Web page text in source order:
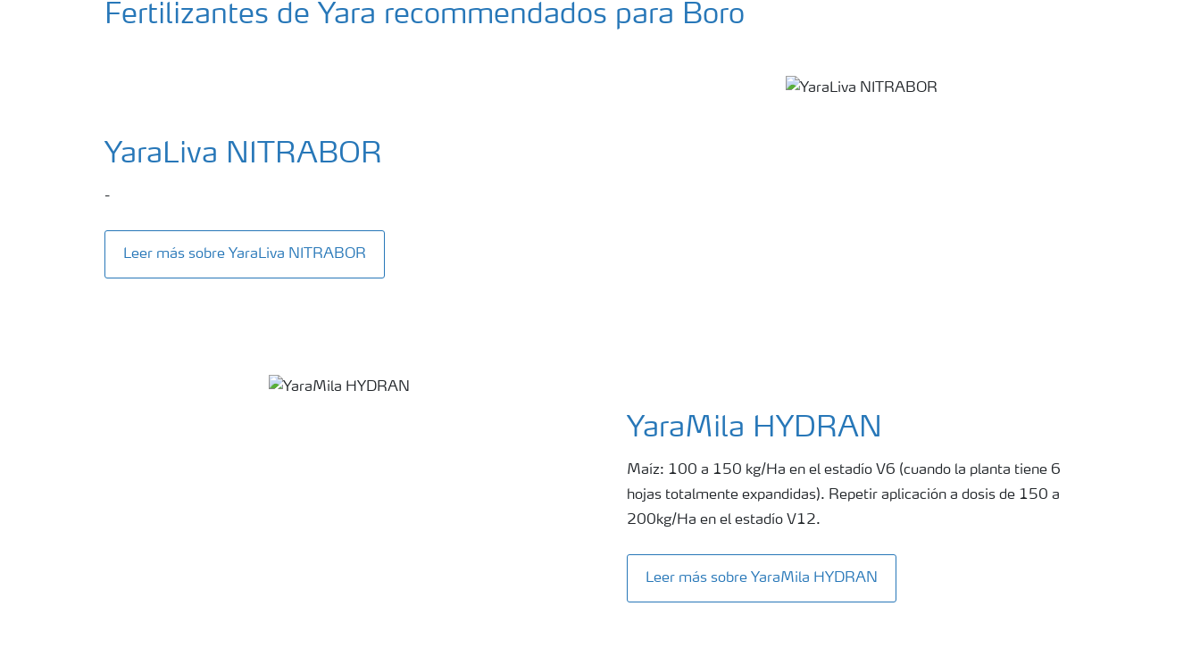
Fertilizantes de Yara recommendados para Boro
YaraLiva NITRABOR
-
Leer más sobre YaraLiva NITRABOR
YaraMila HYDRAN
Maíz: 100 a 150 kg/Ha en el estadío V6 (cuando la planta tiene 6
hojas totalmente expandidas). Repetir aplicación a dosis de 150 a
200kg/Ha en el estadío V12.
Leer más sobre YaraMila HYDRAN